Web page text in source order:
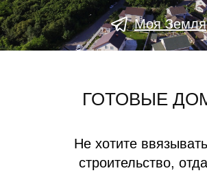
Моя Земля
ГОТОВЫЕ
Не хотите
строительство,